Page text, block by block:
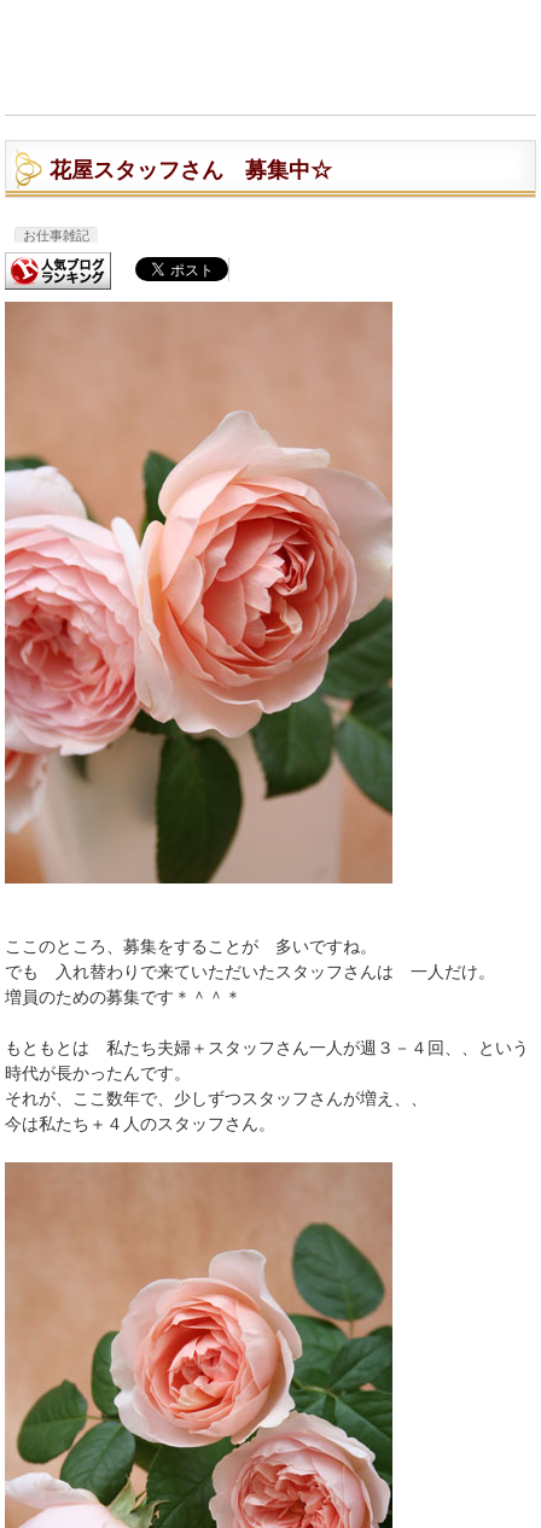
花屋スタッフさん 募集中☆
お仕事雑記
ここのところ、募集をすることが 多いですね。
でも 入れ替わりで来ていただいたスタッフさんは 一人だけ。
増員のための募集です＊＾＾＊
もともとは 私たち夫婦＋スタッフさん一人が週３－４回、、という
時代が長かったんです。
それが、ここ数年で、少しずつスタッフさんが増え、、
今は私たち＋４人のスタッフさん。